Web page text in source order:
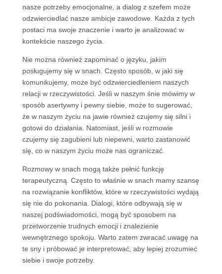
nasze potrzeby emocjonalne, a dialog z szefem może
odzwierciedlać nasze ambicje zawodowe. Każda z tych
postaci ma swoje znaczenie i warto je analizować w
kontekście naszego życia.
Nie można również zapominać o języku, jakim
posługujemy się w snach. Często sposób, w jaki się
komunikujemy, może być odzwierciedleniem naszych
relacji w rzeczywistości. Jeśli w naszym śnie mówimy w
sposób asertywny i pewny siebie, może to sugerować,
że w naszym życiu na jawie również czujemy się silni i
gotowi do działania. Natomiast, jeśli w rozmowie
czujemy się zagubieni lub niepewni, warto zastanowić
się, co w naszym życiu może nas ograniczać.
Rozmowy w snach mogą także pełnić funkcję
terapeutyczną. Często to właśnie w snach mamy szansę
na rozwiązanie konfliktów, które w rzeczywistości wydają
się nie do pokonania. Dialogi, które odbywają się w
naszej podświadomości, mogą być sposobem na
przetworzenie trudnych emocji i znalezienie
wewnętrznego spokoju. Warto zatem zwracać uwagę na
te sny i próbować je interpretować, aby lepiej zrozumieć
siebie i swoje potrzeby.